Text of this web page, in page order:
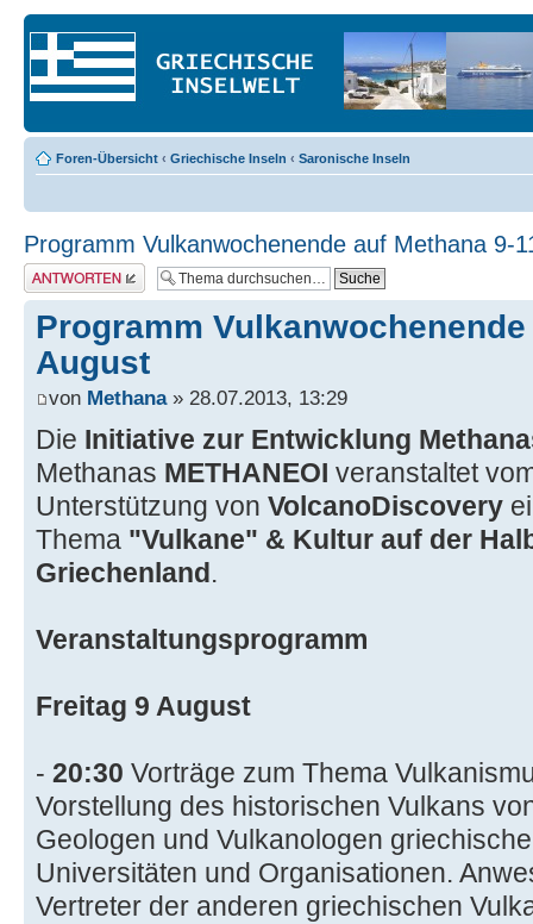
Foren-Übersicht ‹ Griechische Inseln ‹ Saronische Inseln
Programm Vulkanwochenende auf Methana 9-
Antwort erstellen
Programm Vulkanwochenende
August
von Methana» 28.07.2013, 13:29
Die Initiative zur Entwicklung
Methanas METHANEOI veranstaltet
Unterstützung von VolcanoDiscovery
Thema "Vulkane" & Kultur auf der
Griechenland.
Veranstaltungsprogramm
Freitag 9 August
- 20:30 Vorträge zum Thema
Vorstellung des historischen Vulkans
Geologen und Vulkanologen
Universitäten und Organisationen.
Vertreter der anderen griechischen